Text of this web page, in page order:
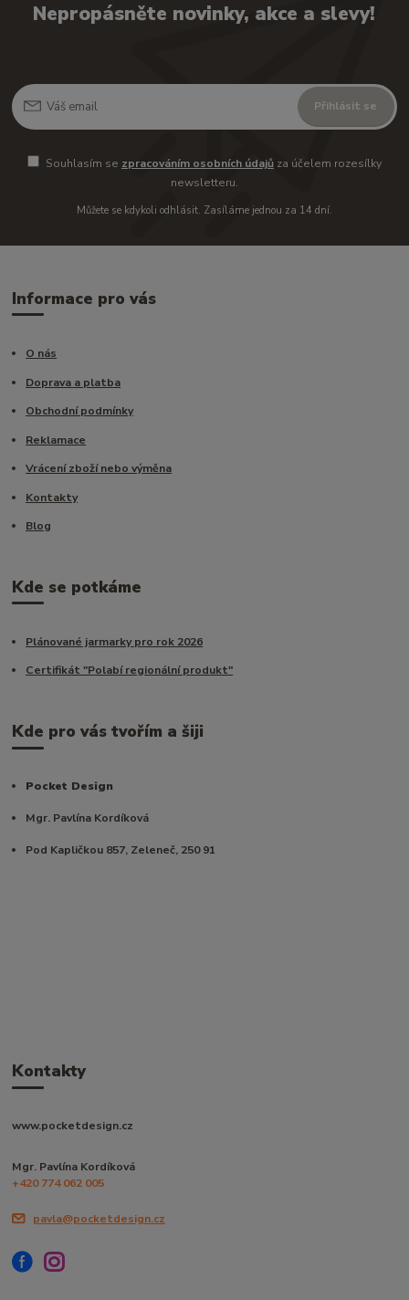
Nepropásněte novinky, akce a slevy!
Přihlásit se
Souhlasím se zpracováním osobních údajůza účelem rozesílky
newsletteru.
Můžete se kdykoli odhlásit. Zasíláme jednou za 14 dní.
Informace pro vás
O nás
Doprava a platba
Obchodní podmínky
Reklamace
Vrácení zboží nebo výměna
Kontakty
Blog
Kde se potkáme
Plánované jarmarky pro rok 2026
Certifikát "Polabí regionální produkt"
Kde pro vás tvořím a šiji
Pocket Design
Mgr. Pavlína Kordíková
Pod Kapličkou 857, Zeleneč, 250 91
Kontakty
www.pocketdesign.cz
Mgr. Pavlína Kordíková
+420 774 062 005
pavla@pocketdesign.cz